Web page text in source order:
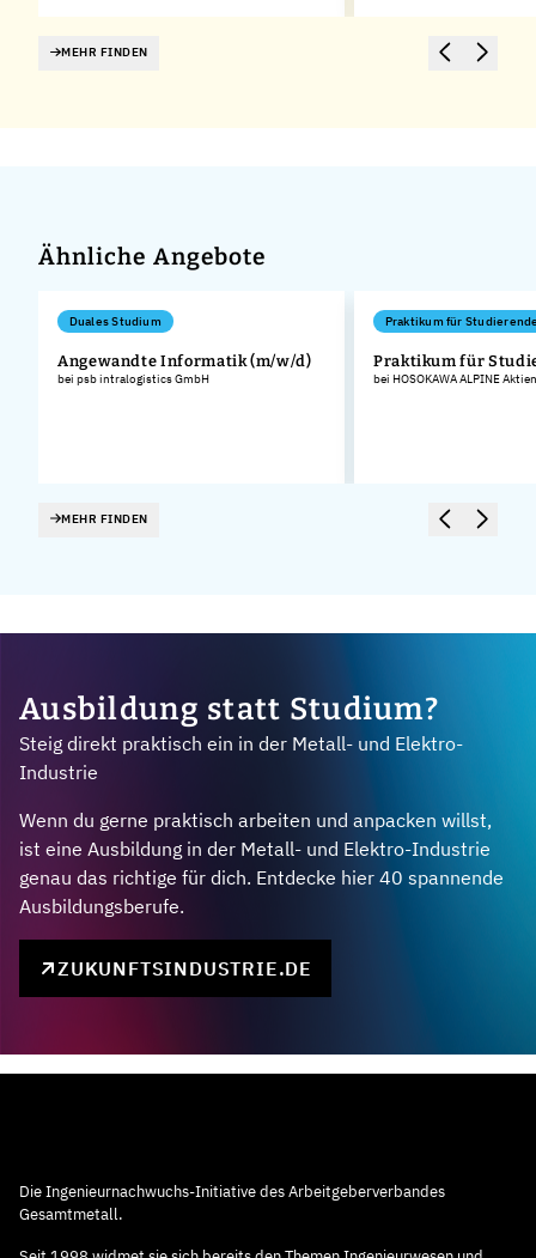
MEHR FINDEN
Ähnliche Angebote
Duales Studium
Angewandte Informatik (m/w/d)
bei psb intralogistics GmbH
Praktikum für
Praktikum für
bei HOSOKAWA ALPINE
MEHR FINDEN
Ausbildung statt Studium?
Steig direkt praktisch ein in der Metall- und Elektro-
Industrie
Wenn du gerne praktisch arbeiten und anpacken willst,
ist eine Ausbildung in der Metall- und Elektro-Industrie
genau das richtige für dich. Entdecke hier 40 spannende
Ausbildungsberufe.
ZUKUNFTSINDUSTRIE.DE
Die Ingenieurnachwuchs-Initiative des Arbeitgeberverbandes
Gesamtmetall.